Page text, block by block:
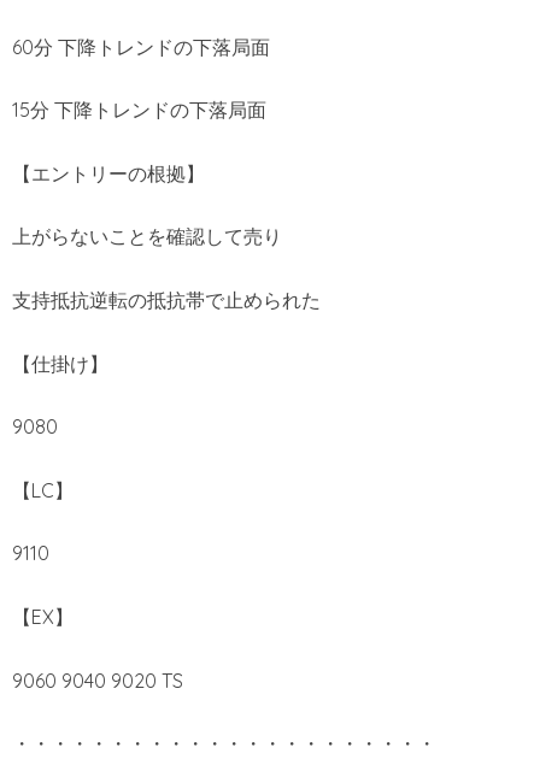
60分 下降トレンドの下落局面
15分 下降トレンドの下落局面
【エントリーの根拠】
上がらないことを確認して売り
支持抵抗逆転の抵抗帯で止められた
【仕掛け】
9080
【LC】
9110
【EX】
9060 9040 9020 TS
・・・・・・・・・・・・・・・・・・・・・・